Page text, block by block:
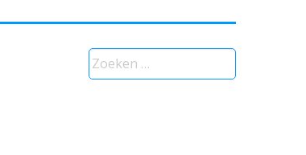
Zoeken
naar: